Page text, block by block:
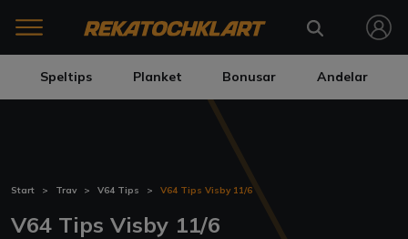
Speltips Planket Bonusar Andelar
Start Trav V64 Tips V64 Tips Visby 11/6
V64 Tips Visby 11/6